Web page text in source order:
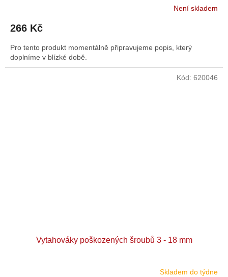
Není skladem
266 Kč
Pro tento produkt momentálně připravujeme popis, který
doplníme v blízké době.
Vytahováky poškozených šroubů 3 - 18 mm
Skladem do týdne
Kód: 620046